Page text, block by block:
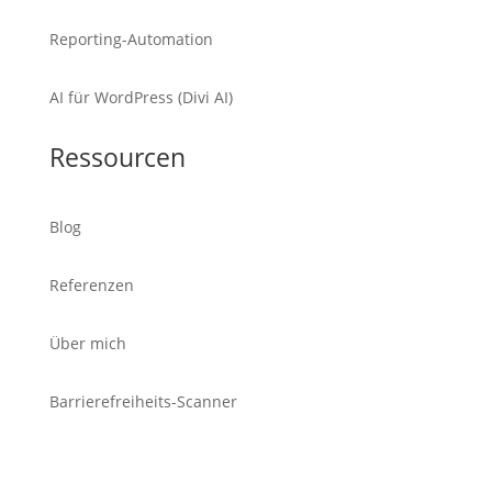
Reporting-Automation
AI für WordPress (Divi AI)
Ressourcen
Blog
Referenzen
Über mich
Barrierefreiheits-Scanner